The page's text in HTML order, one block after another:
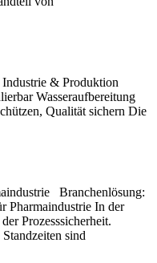
& Produktion
Wasseraufbereitung
Qualität sichern Die
Branchenlösung:
Pharmaindustrie In der
Prozesssicherheit.
sind